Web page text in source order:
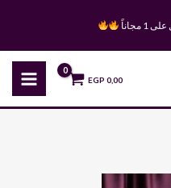
0,00
EGP